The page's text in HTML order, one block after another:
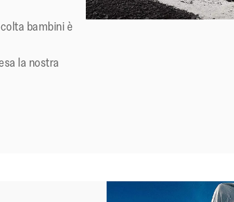
bambini è
la nostra